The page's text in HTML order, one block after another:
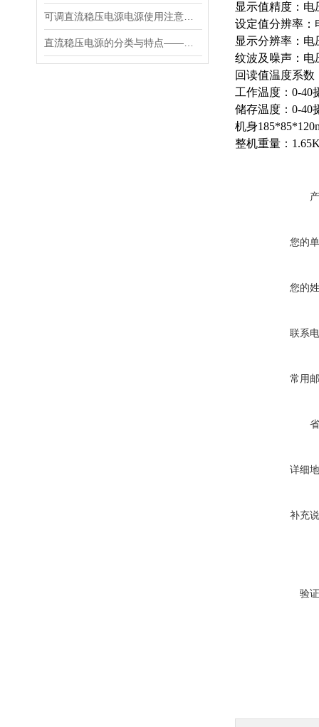
显示值精度：电
设定值分辨率：
显示分辨率：电
纹波及噪声：电
回读值温度系数
工作温度：0-40
储存温度：0-40
机身
整机重量：
您的
您的
联系
常用
详细
补充
验